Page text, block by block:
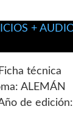
técnica
ALEMÁN
de edición: